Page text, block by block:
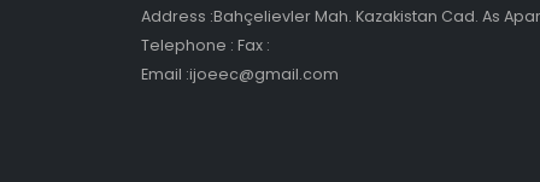
Address :Bahçelievler Mah. Kazakistan Cad. As
Telephone : Fax :
Email :ijoeec@gmail.com